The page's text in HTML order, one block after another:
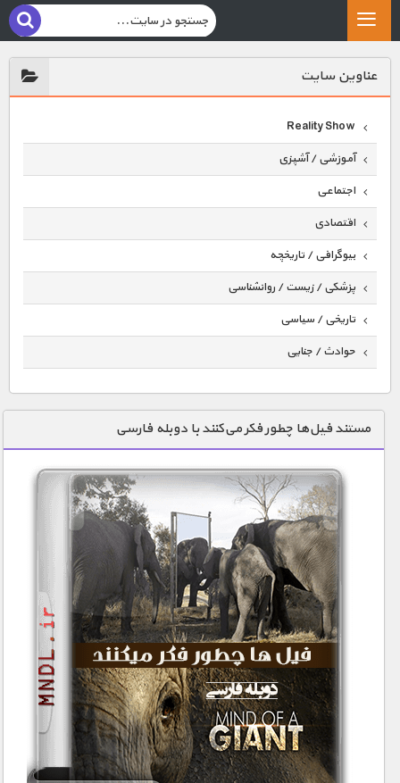
عناوين سايت
Reality Show
آموزشی / آشپزی
اجتماعی
اقتصادی
بیوگرافی / تاریخچه
پزشکی / زیست / روانشناسی
تاریخی / سیاسی
حوادث / جنایی
دنیای خوراکی ها
زمین شناسی / محیط زیست
سازه/ معماری/ مهندسی
سرگرمی
شناخت کودکان
طبیعت
علم و فناوری
فرهنگ / هنر
کیهان / نجوم
گردشگری
ماورایی
مسابقات / ورزشی
مستند فیل‌ها چطور فکر می‌کنند با دوبله فارسی